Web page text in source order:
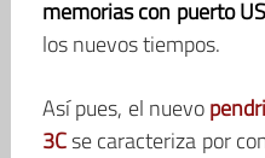
memorias con puerto
los nuevos tiempos.
Así pues, el nuevo
3Cse caracteriza por